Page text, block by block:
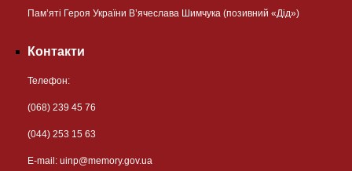
Пам’яті Героя України В’ячеслава Шимчука (позивний «Дід»)
Контакти
Телефон:
(068) 239 45 76
(044) 253 15 63
Е-mail: uinp@memory.gov.ua